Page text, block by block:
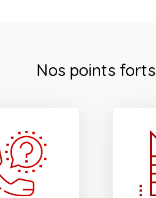
Nos points forts